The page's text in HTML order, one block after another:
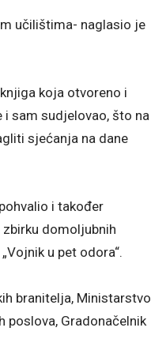
učilištima- naglasio je
koja otvoreno i
sam sudjelovao, što na
sjećanja na dane
i također
zbirku domoljubnih
u pet odora“.
branitelja, Ministarstvo
poslova, Gradonačelnik